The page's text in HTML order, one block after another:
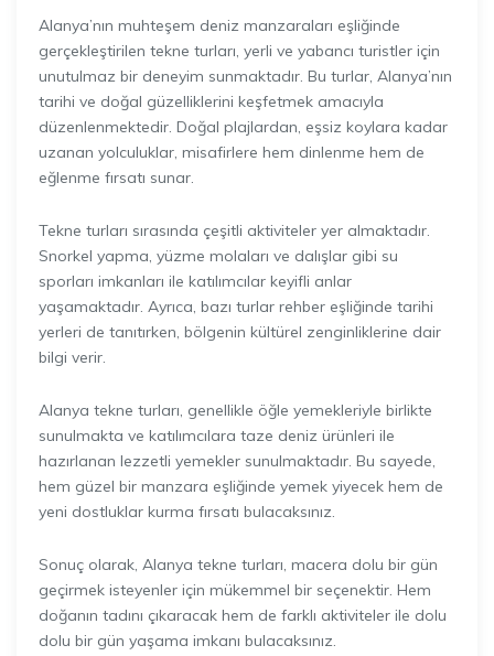
Alanya’nın muhteşem deniz manzaraları eşliğinde
gerçekleştirilen tekne turları, yerli ve yabancı turistler için
unutulmaz bir deneyim sunmaktadır. Bu turlar, Alanya’nın
tarihi ve doğal güzelliklerini keşfetmek amacıyla
düzenlenmektedir. Doğal plajlardan, eşsiz koylara kadar
uzanan yolculuklar, misafirlere hem dinlenme hem de
eğlenme fırsatı sunar.
Tekne turları sırasında çeşitli aktiviteler yer almaktadır.
Snorkel yapma, yüzme molaları ve dalışlar gibi su
sporları imkanları ile katılımcılar keyifli anlar
yaşamaktadır. Ayrıca, bazı turlar rehber eşliğinde tarihi
yerleri de tanıtırken, bölgenin kültürel zenginliklerine dair
bilgi verir.
Alanya tekne turları, genellikle öğle yemekleriyle birlikte
sunulmakta ve katılımcılara taze deniz ürünleri ile
hazırlanan lezzetli yemekler sunulmaktadır. Bu sayede,
hem güzel bir manzara eşliğinde yemek yiyecek hem de
yeni dostluklar kurma fırsatı bulacaksınız.
Sonuç olarak, Alanya tekne turları, macera dolu bir gün
geçirmek isteyenler için mükemmel bir seçenektir. Hem
doğanın tadını çıkaracak hem de farklı aktiviteler ile dolu
dolu bir gün yaşama imkanı bulacaksınız.